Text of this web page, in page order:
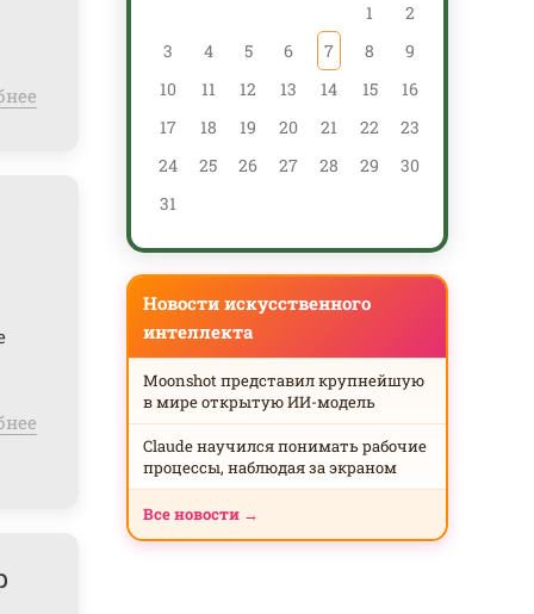
1
2
3
4 5 6 7 8
9
10
11 12 13 14 15
16
17
18 19 20 21 22
23
24
25 26 27 28 29
30
31
Новости искусственного
интеллекта
Moonshot представил крупнейшую
в мире открытую ИИ-модель
Claude научился понимать рабочие
процессы, наблюдая за экраном
Все новости →